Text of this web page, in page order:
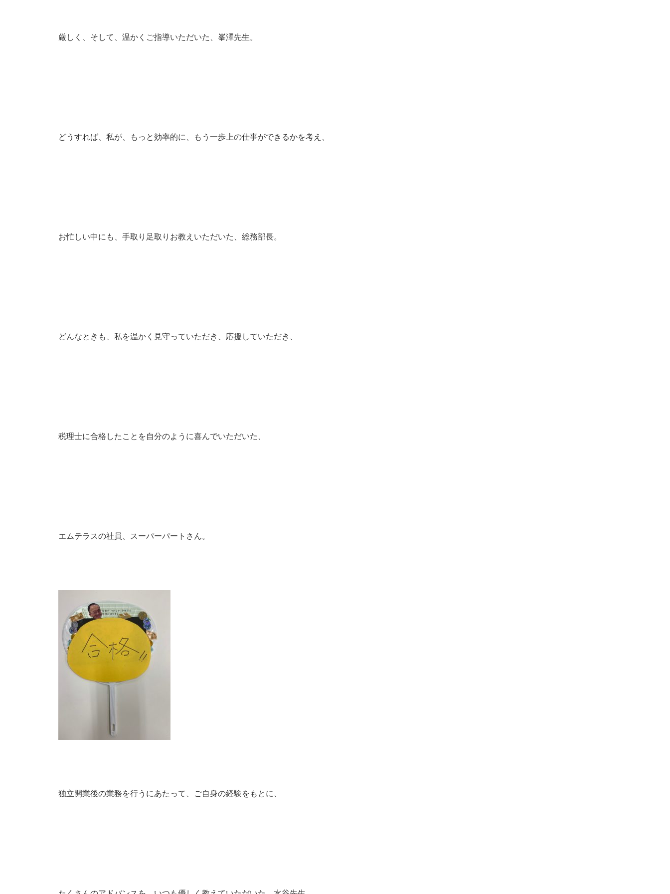
厳しく、そして、温かくご指導いただいた、峯澤先生。
どうすれば、私が、もっと効率的に、もう一歩上の仕事ができるかを考え、
お忙しい中にも、手取り足取りお教えいただいた、総務部長。
どんなときも、私を温かく見守っていただき、応援していただき、
税理士に合格したことを自分のように喜んでいただいた、
エムテラスの社員、スーパーパートさん。
独立開業後の業務を行うにあたって、ご自身の経験をもとに、